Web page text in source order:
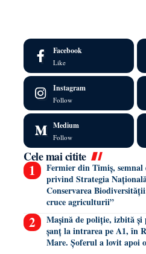
Facebook
Like
Instagram
Follow
Medium
Follow
Cele mai citite
Fermier din Timiș, semnal
privind Strategia
Conservarea
cruce agriculturii”
Mașină de poliție, izbită și
șanț la intrarea pe A1, în
Mare. Șoferul a lovit apoi